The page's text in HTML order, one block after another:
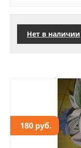
Нет в наличии
180 руб.